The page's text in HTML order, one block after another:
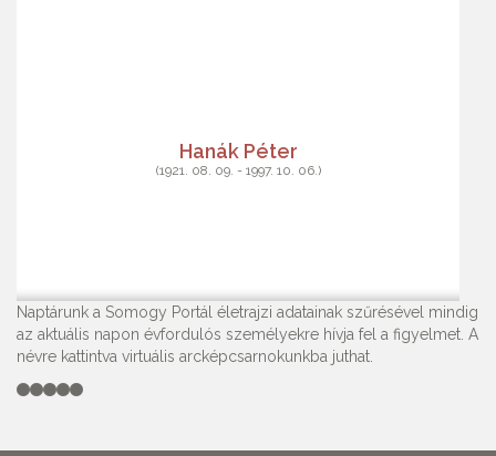
Hanák Péter
(1921. 08. 09. - 1997. 10. 06.)
Naptárunk a Somogy Portál életrajzi adatainak szűrésével mindig
az aktuális napon évfordulós személyekre hívja fel a figyelmet. A
névre kattintva virtuális arcképcsarnokunkba juthat.